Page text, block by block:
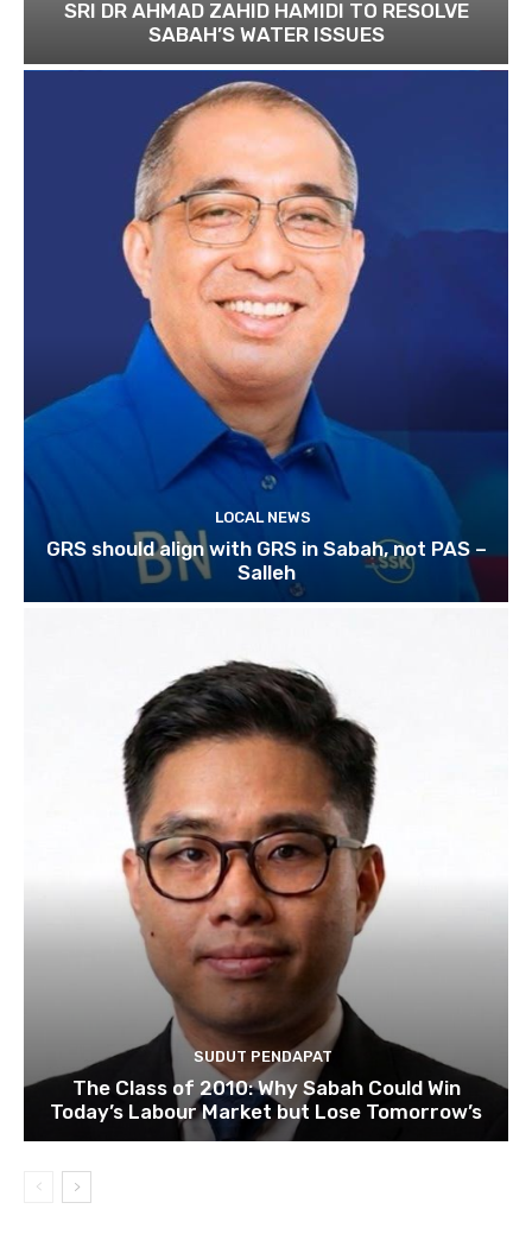
SRI DR AHMAD ZAHID HAMIDI TO RESOLVE
SABAH’S WATER ISSUES
LOCAL NEWS
GRS should align with GRS in Sabah, not PAS –
Salleh
SUDUT PENDAPAT
The Class of 2010: Why Sabah Could Win
Today’s Labour Market but Lose Tomorrow’s